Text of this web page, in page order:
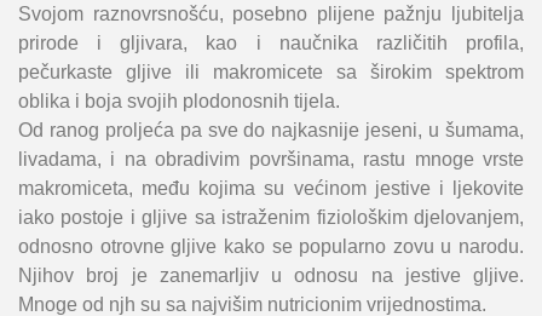
Svojom raznovrsnošću, posebno plijene pažnju ljubitelja
prirode i gljivara, kao i naučnika različitih profila,
pečurkaste gljive ili makromicete sa širokim spektrom
oblika i boja svojih plodonosnih tijela.
Od ranog proljeća pa sve do najkasnije jeseni, u šumama,
livadama, i na obradivim površinama, rastu mnoge vrste
makromiceta, među kojima su većinom jestive i ljekovite
iako postoje i gljive sa istraženim fiziološkim djelovanjem,
odnosno otrovne gljive kako se popularno zovu u narodu.
Njihov broj je zanemarljiv u odnosu na jestive gljive.
Mnoge od njh su sa najvišim nutricionim vrijednostima.